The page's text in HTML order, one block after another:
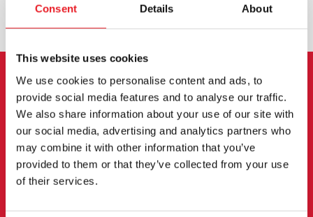
Consent Details About
This website uses cookies
We use cookies to personalise content and ads, to
provide social media features and to analyse our traffic.
We also share information about your use of our site with
our social media, advertising and analytics partners who
may combine it with other information that you’ve
provided to them or that they’ve collected from your use
of their services.
ÉCHANGE OU RETOUR DEMANDES SUR MESURE
INSCRIPTION AU BULLETIN
D'INFORMATION
Inscrivez-vous pour recevoir les dernières
informations sur les nouveaux produits, les